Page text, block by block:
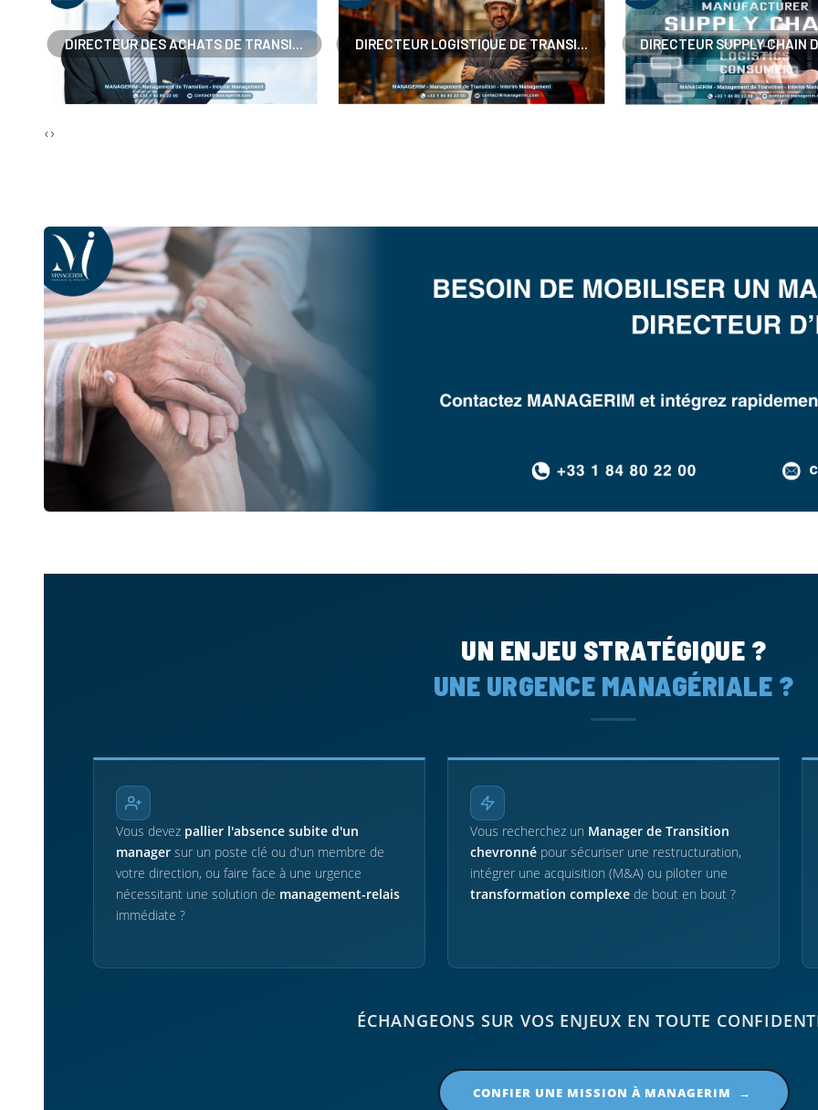
DIRECTEUR DES ACHATS DE TRANSI... DIRECTEUR LOGISTIQUE DE TRANSI... DIRECTEUR SUPPLY CHAIN
‹›
UN ENJEU STRATÉGIQUE ?
UNE URGENCE MANAGÉRIALE ?
Vous devez pallier l'absence subite d'un
manager sur un poste clé ou d'un membre de
votre direction, ou faire face à une urgence
nécessitant une solution de management-relais
immédiate ?
Vous recherchez un Manager de Transition
chevronné pour sécuriser une restructuration,
intégrer une acquisition (M&A) ou piloter une
transformation complexe de bout en bout ?
ÉCHANGEONS SUR VOS ENJEUX EN TOUTE
CONFIER UNE MISSION À MANAGERIM →